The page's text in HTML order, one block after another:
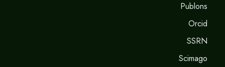
Publons
Orcid
SSRN
Scimago